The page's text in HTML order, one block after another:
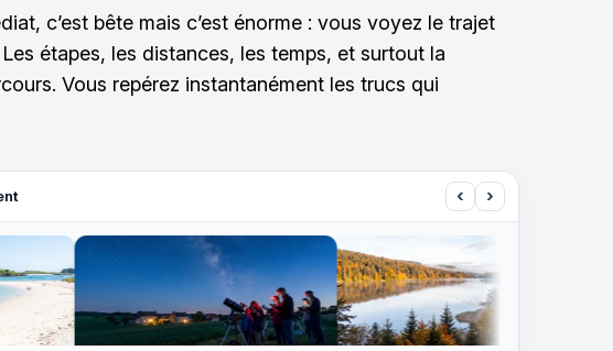
c’est bête mais c’est énorme : vous voyez le trajet
étapes, les distances, les temps, et surtout la
Vous repérez instantanément les trucs qui
‹ ›